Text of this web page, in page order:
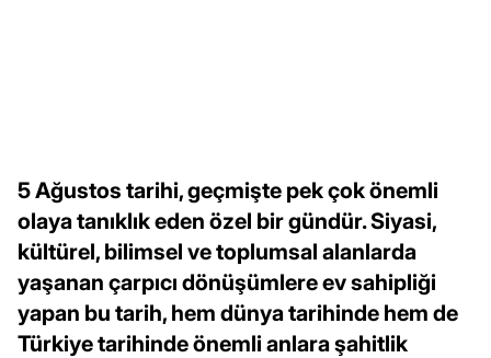
5 Ağustos tarihi, geçmişte pek çok önemli
olaya tanıklık eden özel bir gündür. Siyasi,
kültürel, bilimsel ve toplumsal alanlarda
yaşanan çarpıcı dönüşümlere ev sahipliği
yapan bu tarih, hem dünya tarihinde hem de
Türkiye tarihinde önemli anlara şahitlik